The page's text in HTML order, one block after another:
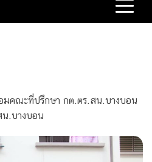
คณะที่ปรึกษา กต.ตร.สน.บางบอน
น.บางบอน